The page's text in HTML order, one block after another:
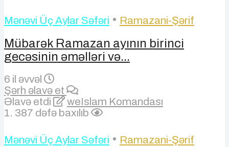
Mənəvi Üç Aylar Səfəri • Ramazani-Şərif
Mübarək Ramazan ayının birinci
gecəsinin əməlləri və...
6 il əvvəl
Şərh əlavə et
Əlavə etdi
weIslam Komandası
1. 387 dəfə baxılıb
Mənəvi Üç Aylar Səfəri • Ramazani-Şərif